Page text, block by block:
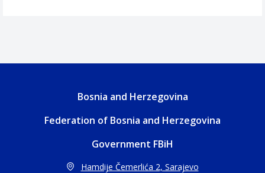
Bosnia and Herzegovina
Federation of Bosnia and Herzegovina
Government FBiH
Hamdije Čemerlića 2, Sarajevo